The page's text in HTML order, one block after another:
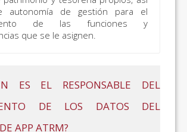
autonomía de gestión para el
de las funciones y
que se le asignen.
ES EL RESPONSABLE DEL
DE LOS DATOS DEL
APP ATRM?